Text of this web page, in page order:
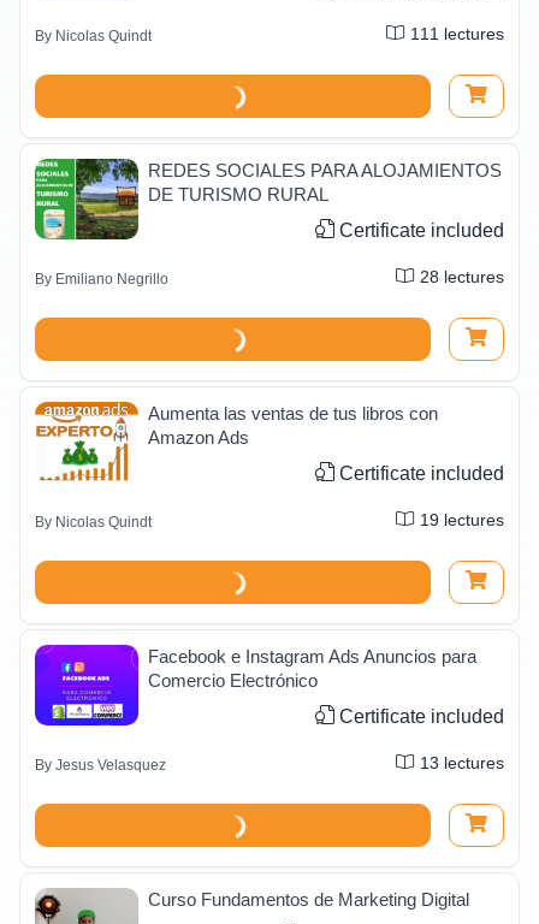
By Nicolas Quindt 111 lectures
REDES SOCIALES PARA ALOJAMIENTOS
DE TURISMO RURAL
Certificate included
By Emiliano Negrillo 28 lectures
Aumenta las ventas de tus libros con
Amazon Ads
Certificate included
By Nicolas Quindt 19 lectures
Facebook e Instagram Ads Anuncios para
Comercio Electrónico
Certificate included
By Jesus Velasquez 13 lectures
Curso Fundamentos de Marketing Digital